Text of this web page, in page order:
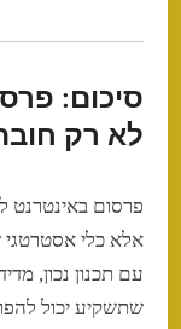
סיכום:
לא רק
פרסום באינטרנט
אלא כלי
עם תכנון נכון,
שתשקיע יכול